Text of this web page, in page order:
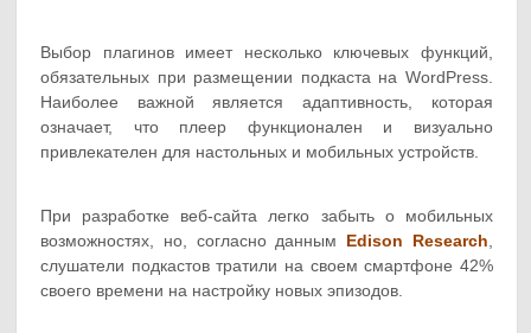
Выбор плагинов имеет несколько ключевых функций,
обязательных при размещении подкаста на WordPress.
Наиболее важной является адаптивность, которая
означает, что плеер функционален и визуально
привлекателен для настольных и мобильных устройств.
При разработке веб-сайта легко забыть о мобильных
возможностях, но, согласно данным Edison Research
слушатели подкастов тратили на своем смартфоне 42%
своего времени на настройку новых эпизодов.